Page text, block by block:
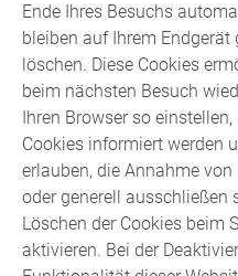
Ende Ihres Besuchs
bleiben auf Ihrem Endgerät
löschen. Diese Cookies
beim nächsten Besuch
Ihren Browser so
Cookies informiert werden
erlauben, die Annahme
oder generell
Löschen der Cookies beim
aktivieren. Bei der